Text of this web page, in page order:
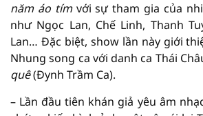
năm áo tímvới sự tham gia của
như Ngọc Lan, Chế Linh, Thanh
Lan… Đặc biệt, show lần này giới
Nhung song ca với danh ca Thái
quê(Đynh Trầm Ca).
– Lần đầu tiên khán giả yêu âm